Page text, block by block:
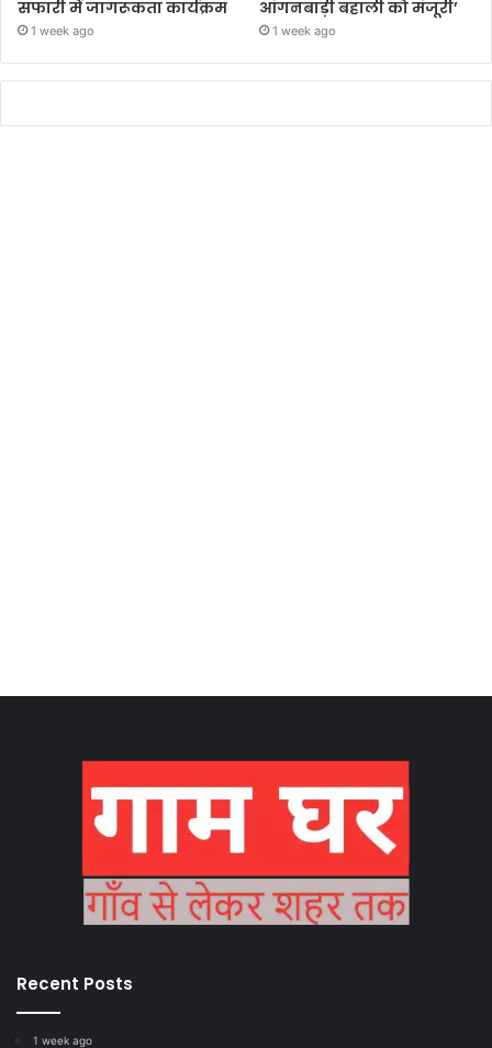
सफारी में जागरूकता कार्यक्रम
1 week ago
आंगनबाड़ी बहाली को मंजूरी’
1 week ago
Recent Posts
1 week ago